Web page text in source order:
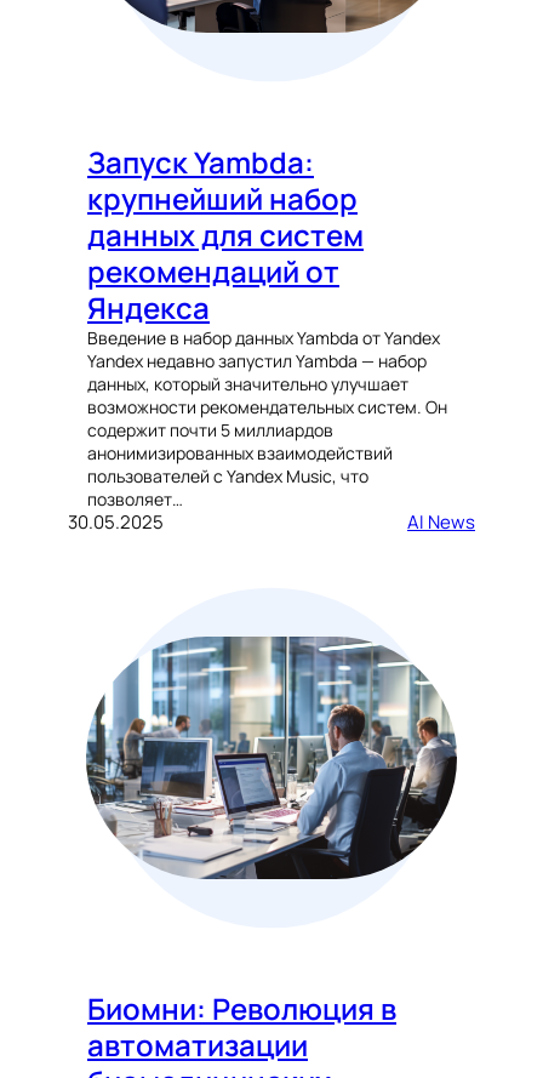
Запуск Yambda:
крупнейший набор
данных для систем
рекомендаций от
Яндекса
Введение в набор данных Yambda от Yandex
Yandex недавно запустил Yambda — набор
данных, который значительно улучшает
возможности рекомендательных систем. Он
содержит почти 5 миллиардов
анонимизированных взаимодействий
пользователей с Yandex Music, что
позволяет…
30.05.2025 AI News
Биомни: Революция в
автоматизации